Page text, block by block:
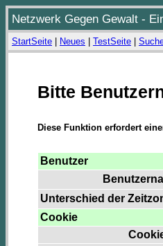
Netzwerk Gegen Gewalt -
StartSeite Neues TestSeite
Bitte
Diese Funktion erfordert
Benutzer
Unterschied der
Cookie